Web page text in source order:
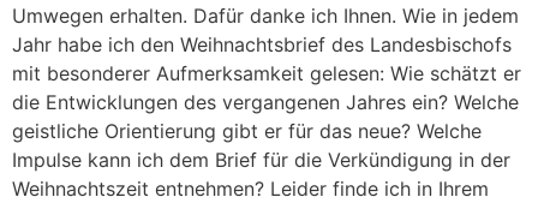
Umwegen erhalten. Dafür danke ich Ihnen. Wie in jedem
Jahr habe ich den Weihnachtsbrief des Landesbischofs
mit besonderer Aufmerksamkeit gelesen: Wie schätzt er
die Entwicklungen des vergangenen Jahres ein? Welche
geistliche Orientierung gibt er für das neue? Welche
Impulse kann ich dem Brief für die Verkündigung in der
Weihnachtszeit entnehmen? Leider finde ich in Ihrem